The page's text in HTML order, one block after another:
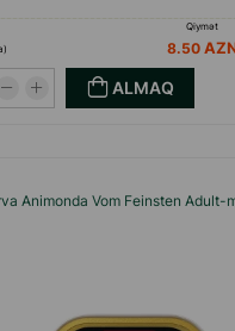
Qiymət
8.50
ALMAQ
Animonda Vom Feinsten Adult-